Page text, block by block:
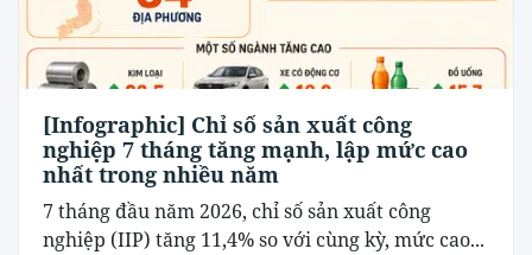
[Infographic] Chỉ số sản xuất công
nghiệp 7 tháng tăng mạnh, lập mức cao
nhất trong nhiều năm
7 tháng đầu năm 2026, chỉ số sản xuất công
nghiệp (IIP) tăng 11,4% so với cùng kỳ, mức cao...